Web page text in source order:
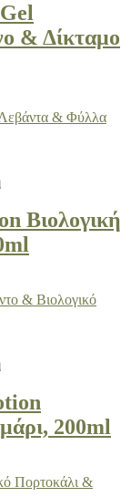
& Δίκταμο
Βιολογική
200ml